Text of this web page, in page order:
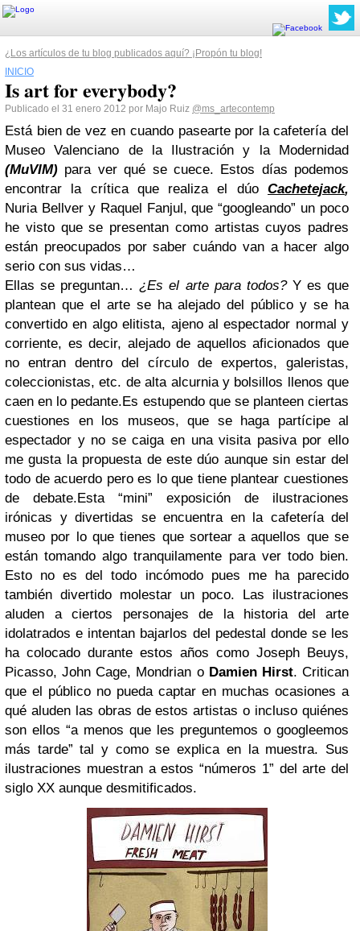
¿Los artículos de tu blog publicados aquí? ¡Propón tu blog!
INICIO
Is art for everybody?
Publicado el 31 enero 2012 por Majo Ruiz @ms_artecontemp
Está bien de vez en cuando pasearte por la cafetería del
Museo Valenciano de la Ilustración y la Modernidad
(MuVIM) para ver qué se cuece. Estos días podemos
encontrar la crítica que realiza el dúo Cachetejack,
Nuria Bellver y Raquel Fanjul, que “googleando” un poco
he visto que se presentan como artistas cuyos padres
están preocupados por saber cuándo van a hacer algo
serio con sus vidas…
Ellas se preguntan…¿Es el arte para todos? Y es que
plantean que el arte se ha alejado del público y se ha
convertido en algo elitista, ajeno al espectador normal y
corriente, es decir, alejado de aquellos aficionados que
no entran dentro del círculo de expertos, galeristas,
coleccionistas, etc. de alta alcurnia y bolsillos llenos que
caen en lo pedante.Es estupendo que se planteen ciertas
cuestiones en los museos, que se haga partícipe al
espectador y no se caiga en una visita pasiva por ello
me gusta la propuesta de este dúo aunque sin estar del
todo de acuerdo pero es lo que tiene plantear cuestiones
de debate.Esta “mini” exposición de ilustraciones
irónicas y divertidas se encuentra en la cafetería del
museo por lo que tienes que sortear a aquellos que se
están tomando algo tranquilamente para ver todo bien.
Esto no es del todo incómodo pues me ha parecido
también divertido molestar un poco. Las ilustraciones
aluden a ciertos personajes de la historia del arte
idolatrados e intentan bajarlos del pedestal donde se les
ha colocado durante estos años como Joseph Beuys,
Picasso, John Cage, Mondrian o Damien Hirst. Critican
que el público no pueda captar en muchas ocasiones a
qué aluden las obras de estos artistas o incluso quiénes
son ellos “a menos que les preguntemos o googleemos
más tarde” tal y como se explica en la muestra. Sus
ilustraciones muestran a estos “números 1” del arte del
siglo XX aunque desmitificados.